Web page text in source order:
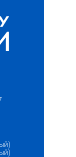
email)